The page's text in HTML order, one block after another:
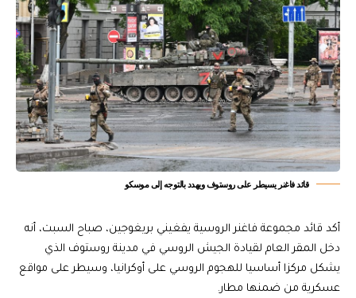
قائد فاغنر يسيطر على روستوف ويهدد بالتوجه إلى موسكو
أكد قائد مجموعة فاغنر الروسية يفغيني بريغوجين، صباح السبت، أنه
دخل المقر العام لقيادة الجيش الروسي في مدينة روستوف الذي
يشكل مركزا أساسيا للهجوم الروسي على أوكرانيا، وسيطر على مواقع
عسكرية من ضمنها مطار.